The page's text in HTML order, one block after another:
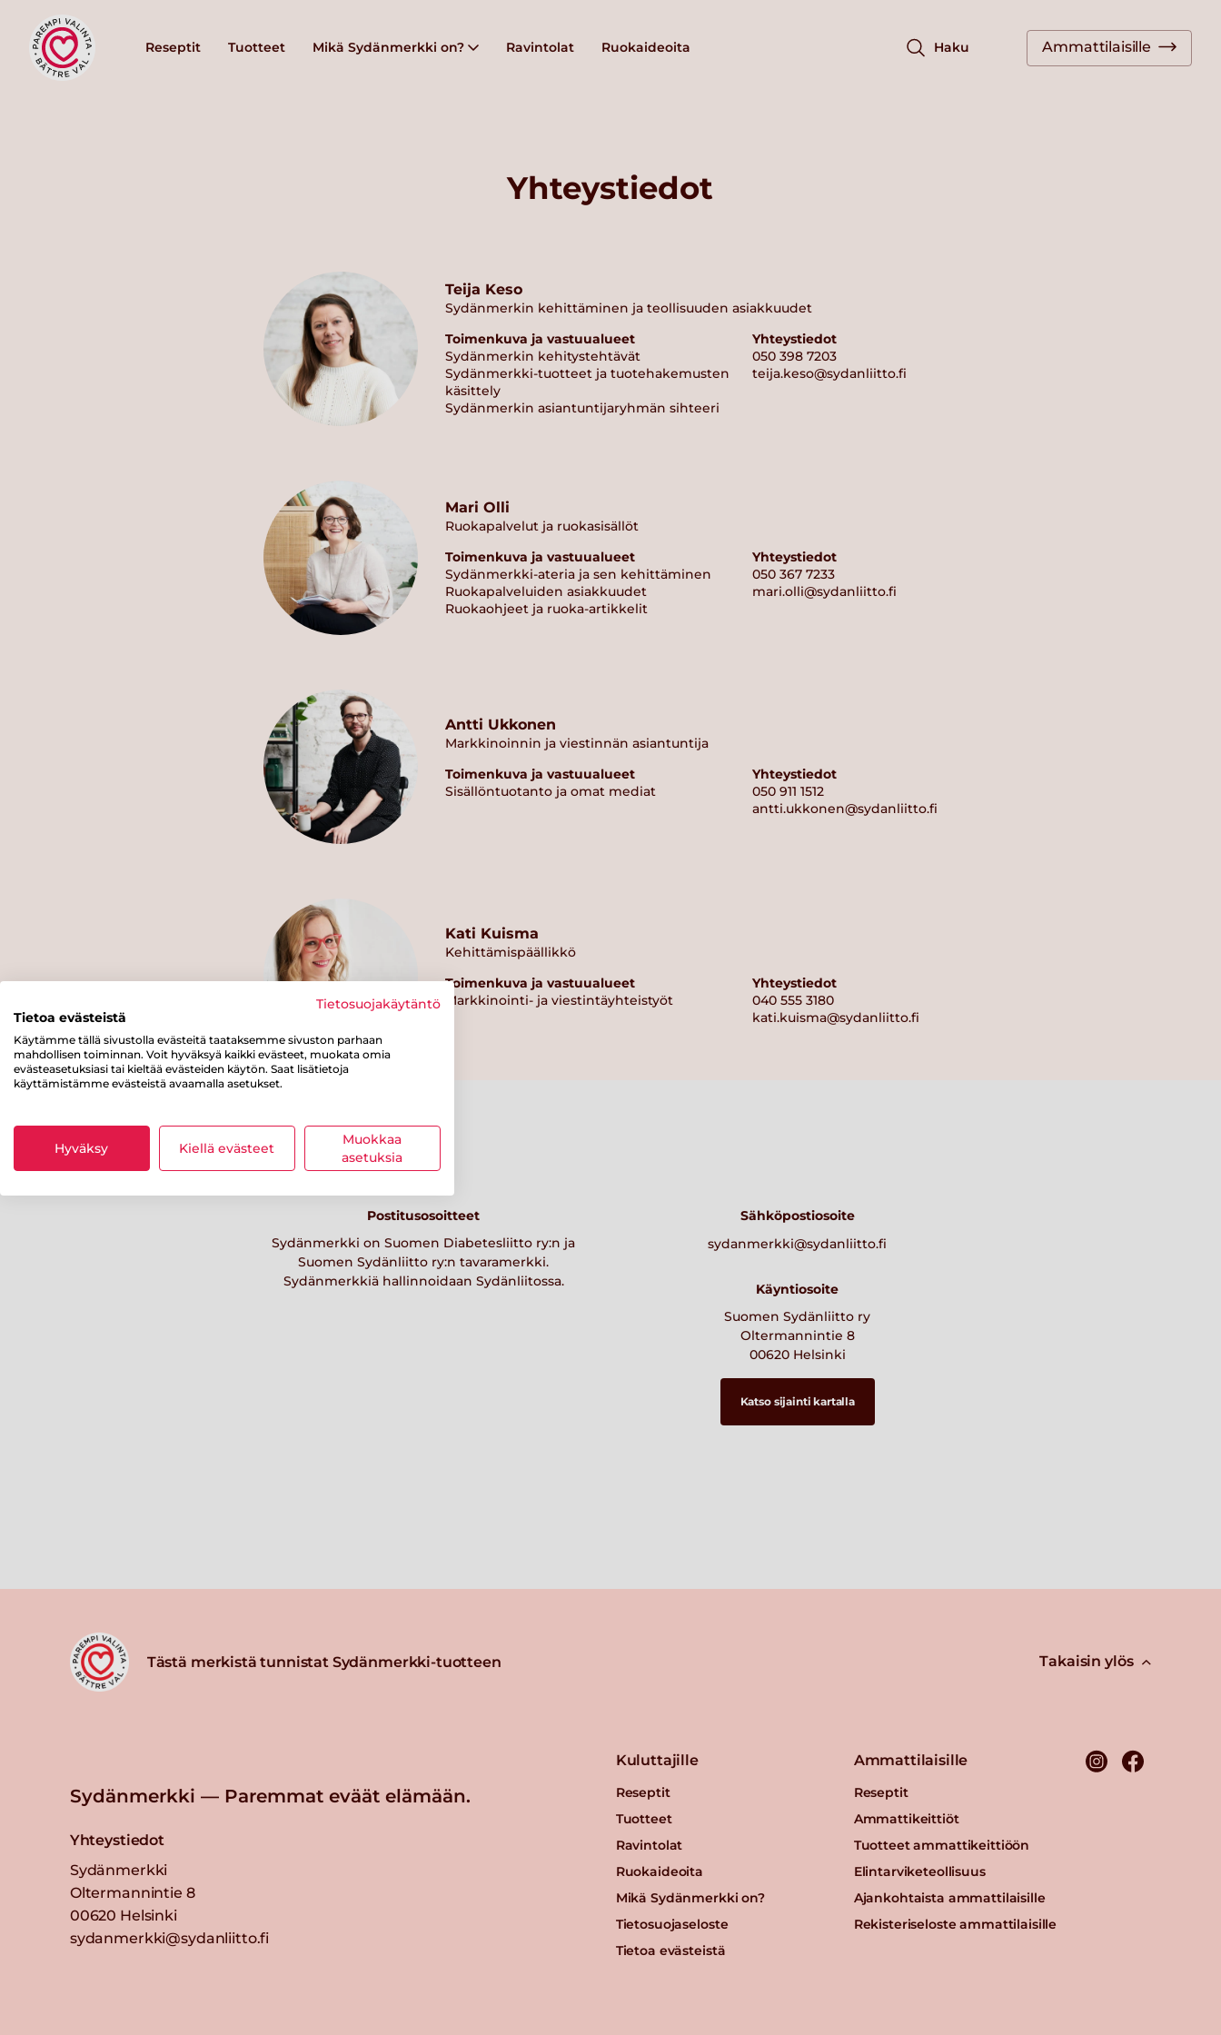
Reseptit Tuotteet Mikä Sydänmerkki on? Ravintolat Ruokaideoita Haku Ammattilaisille
Yhteystiedot
Teija Keso
Sydänmerkin kehittäminen ja teollisuuden asiakkuudet
Toimenkuva ja vastuualueet
Sydänmerkin kehitystehtävät
Sydänmerkki-tuotteet ja tuotehakemusten
käsittely
Sydänmerkin asiantuntijaryhmän sihteeri
Yhteystiedot
050 398 7203
teija.keso@sydanliitto.fi
Mari Olli
Ruokapalvelut ja ruokasisällöt
Toimenkuva ja vastuualueet
Sydänmerkki-ateria ja sen kehittäminen
Ruokapalveluiden asiakkuudet
Ruokaohjeet ja ruoka-artikkelit
Yhteystiedot
050 367 7233
mari.olli@sydanliitto.fi
Antti Ukkonen
Markkinoinnin ja viestinnän asiantuntija
Toimenkuva ja vastuualueet
Sisällöntuotanto ja omat mediat
Yhteystiedot
050 911 1512
antti.ukkonen@sydanliitto.fi
Kati Kuisma
Kehittämispäällikkö
Toimenkuva ja vastuualueet
Markkinointi- ja viestintäyhteistyöt
Yhteystiedot
040 555 3180
kati.kuisma@sydanliitto.fi
Postitusosoitteet
Sydänmerkki on Suomen Diabetesliitto ry:n ja
Suomen Sydänliitto ry:n tavaramerkki.
Sydänmerkkiä hallinnoidaan Sydänliitossa.
Sähköpostiosoite
sydanmerkki@sydanliitto.fi
Käyntiosoite
Suomen Sydänliitto ry
Oltermannintie 8
00620 Helsinki
Katso sijainti kartalla
Tästä merkistä tunnistat Sydänmerkki-tuotteen Takaisin ylös
Sydänmerkki — Paremmat eväät elämään.
Yhteystiedot
Sydänmerkki
Oltermannintie 8
00620 Helsinki
sydanmerkki@sydanliitto.fi
Kuluttajille
Reseptit
Tuotteet
Ravintolat
Ruokaideoita
Mikä Sydänmerkki on?
Tietosuojaseloste
Tietoa evästeistä
Ammattilaisille
Reseptit
Ammattikeittiöt
Tuotteet ammattikeittiöön
Elintarviketeollisuus
Ajankohtaista ammattilaisille
Rekisteriseloste ammattilaisille
Tietosuojakäytäntö
Tietoa evästeistä
Käytämme tällä sivustolla evästeitä taataksemme sivuston parhaan
mahdollisen toiminnan. Voit hyväksyä kaikki evästeet, muokata omia
evästeasetuksiasi tai kieltää evästeiden käytön. Saat lisätietoja
käyttämistämme evästeistä avaamalla asetukset.
Hyväksy Kiellä evästeet
Muokkaa
asetuksia